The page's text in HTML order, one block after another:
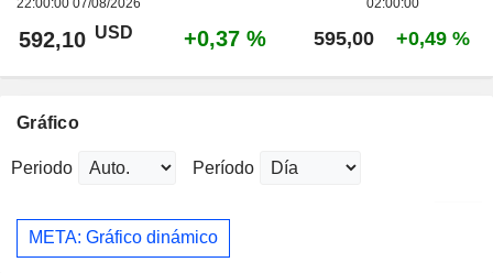
22:00:00 07/08/2026 02:00:00
592,10 USD +0,37 % 595,00 +0,49 %
Gráfico
Periodo Período
META: Gráfico dinámico